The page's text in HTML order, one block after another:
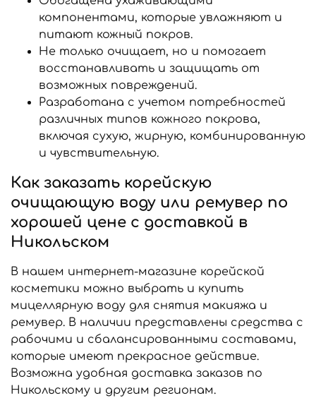
компонентами, которые увлажняют и
питают кожный покров.
Не только очищает, но и помогает
восстанавливать и защищать от
возможных повреждений.
Разработана с учетом потребностей
различных типов кожного покрова,
включая сухую, жирную, комбинированную
и чувствительную.
Как заказать корейскую
очищающую воду или ремувер по
хорошей цене с доставкой в
Никольском
В нашем интернет-магазине корейской
косметики можно выбрать и купить
мицеллярную воду для снятия макияжа и
ремувер. В наличии представлены средства с
рабочими и сбалансированными составами,
которые имеют прекрасное действие.
Возможна удобная доставка заказов по
Никольскому и другим регионам.